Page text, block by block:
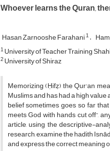
Whoever learns the Quran,
Hasan Zarnooshe Farahani1
1University of Teacher Training
2University of Shiraz
Memorizing (Ḥifẓ) the Qur'an
Muslims and has had a high
belief sometimes goes so far
meets God with hands cut off”,
article, using the descriptive-
research, examine the hadith
and express the correct meaning